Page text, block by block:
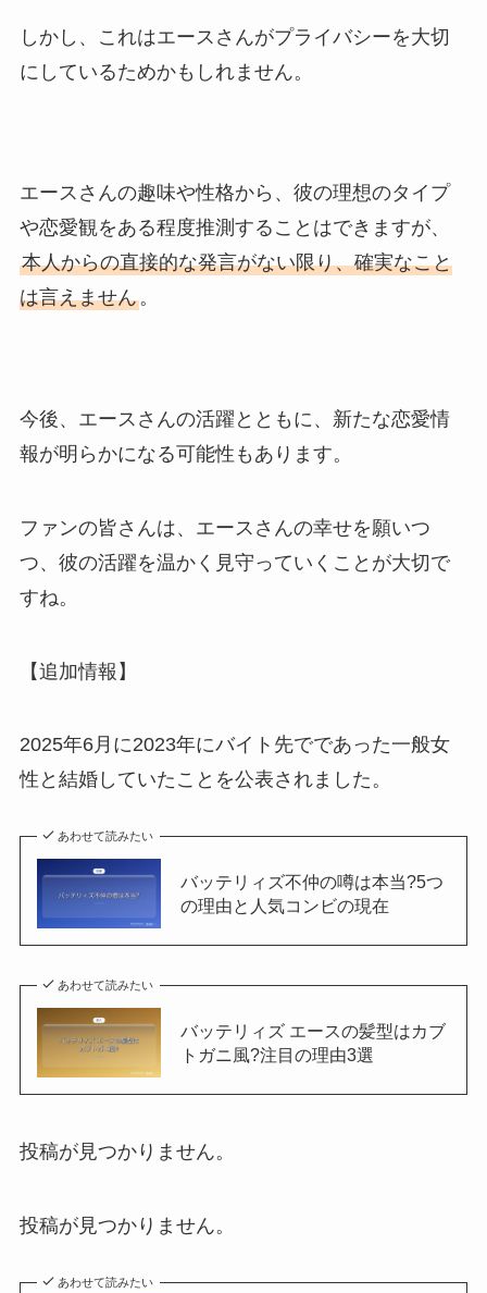
しかし、これはエースさんがプライバシーを大切
にしているためかもしれません。
エースさんの趣味や性格から、彼の理想のタイプ
や恋愛観をある程度推測することはできますが、
本人からの直接的な発言がない限り、確実なこと
は言えません。
今後、エースさんの活躍とともに、新たな恋愛情
報が明らかになる可能性もあります。
ファンの皆さんは、エースさんの幸せを願いつ
つ、彼の活躍を温かく見守っていくことが大切で
すね。
【追加情報】
2025年6月に2023年にバイト先でであった一般女
性と結婚していたことを公表されました。
あわせて読みたい
バッテリィズ不仲の噂は本当?5つ
の理由と人気コンビの現在
あわせて読みたい
バッテリィズ エースの髪型はカブ
トガニ風?注目の理由3選
投稿が見つかりません。
投稿が見つかりません。
あわせて読みたい